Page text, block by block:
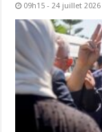
09h15 - 24 juillet 2026